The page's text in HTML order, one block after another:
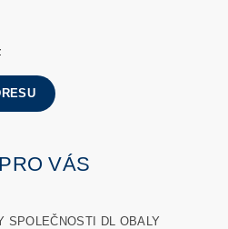
VÁS
SPOLEČNOSTI DL OBALY